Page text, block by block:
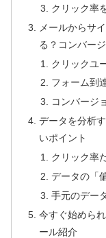
クリック率
メールからサ
る？コンバー
クリックユ
フォーム到
コンバージ
データを分析
いポイント
クリック率
データの「
手元のデー
今すぐ始めら
ール紹介